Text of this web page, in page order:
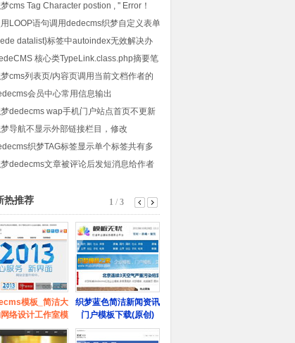
cms Tag Character postion , '' Error！
LOOP语句调用dedecms织梦自定义表单
的方法
datalist}标签中autoindex无效解决办
核心类TypeLink.class.php摘要笔
cms列表页/内容页调用当前文档作者的
头像的方法
会员中心常用信息输出
dedecms wap手机门户站点首页不更新
决方法
导航不显示外部链接栏目，修改
标签方法
织梦TAG标签显示单个标签共有多
文章的方法
dedecms文章被评论后发短消息给作者